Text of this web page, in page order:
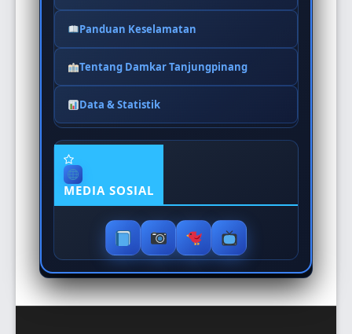
Panduan Keselamatan
Tentang Damkar Tanjungpinang
Data & Statistik
MEDIA SOSIAL